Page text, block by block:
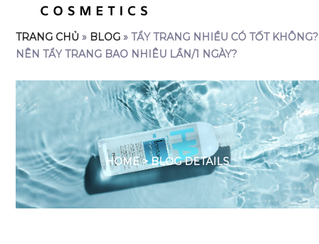
TRANG CHỦ » BLOG »TẨY TRANG NHIỀU CÓ TỐT KHÔNG?
NÊN TẨY TRANG BAO NHIÊU LẦN/1 NGÀY?
TẨY TRANG NHIỀU CÓ TỐT KHÔNG? NÊN TẨY TRANG BAO NHIÊU LẦN/1 NGÀY?
HOME > BLOG DETAILS